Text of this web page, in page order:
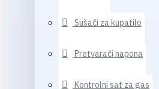
Sušači za kupatilo
Pretvarači napona
Kontrolni sat za gas